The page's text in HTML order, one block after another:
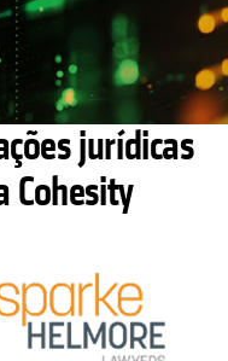
jurídicas
Cohesity